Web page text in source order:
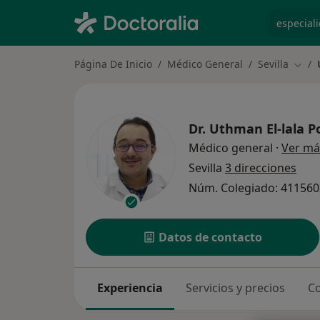
Página De Inicio Médico General Sevilla
Dr. Uthman El-lala
Médico general · Ver
Sevilla 3 direcciones
Núm. Colegiado:
Datos de contacto
Experiencia Servicios y precios